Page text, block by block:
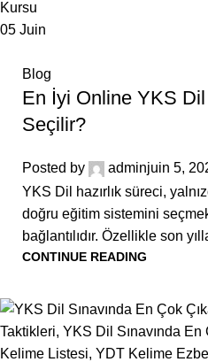
05 Juin
Blog
En İyi Online YKS Dil
Seçilir?
Posted by adminjuin 5,
YKS Dil hazırlık süreci,
doğru eğitim sistemini
bağlantılıdır. Özellikle son
CONTINUE READING